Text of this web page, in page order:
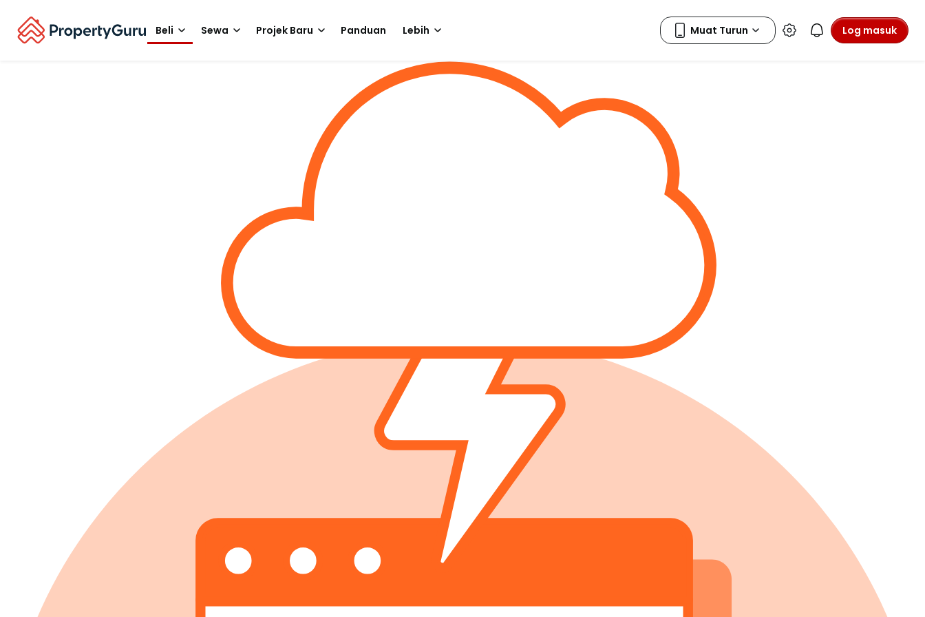
Beli Sewa Projek Baru Panduan Lebih Log masuk